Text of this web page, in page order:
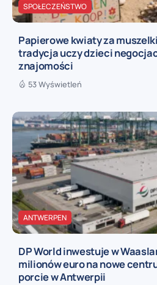
SPOŁECZEŃSTWO
Papierowe kwiaty za
tradycja uczy dzieci
znajomości
53 Wyświetleń
ANTWERPEN
DP World inwestuje w
milionów euro na nowe
porcie w Antwerpii